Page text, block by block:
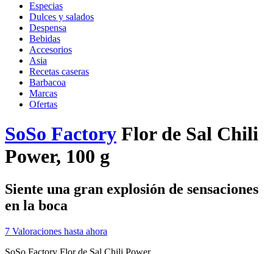
Especias
Dulces y salados
Despensa
Bebidas
Accesorios
Asia
Recetas caseras
Barbacoa
Marcas
Ofertas
SoSo Factory Flor de Sal Chili
Power, 100 g
Siente una gran explosión de sensaciones
en la boca
7 Valoraciones hasta ahora
SoSo Factory Flor de Sal Chili Power